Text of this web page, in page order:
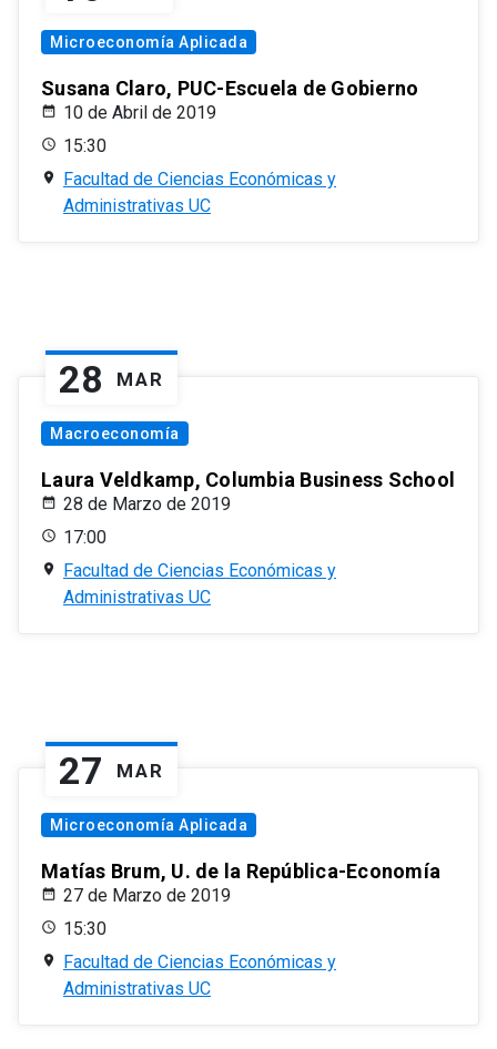
Microeconomía Aplicada
Susana Claro, PUC-Escuela de Gobierno
10 de Abril de 2019
15:30
Facultad de Ciencias Económicas y
Administrativas UC
28 MAR
Macroeconomía
Laura Veldkamp, Columbia Business School
28 de Marzo de 2019
17:00
Facultad de Ciencias Económicas y
Administrativas UC
27 MAR
Microeconomía Aplicada
Matías Brum, U. de la República-Economía
27 de Marzo de 2019
15:30
Facultad de Ciencias Económicas y
Administrativas UC